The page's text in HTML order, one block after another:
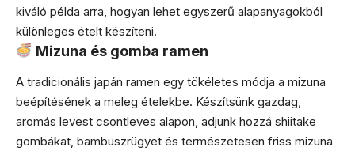
kiváló példa arra, hogyan lehet egyszerű alapanyagokból
különleges ételt készíteni.
Mizuna és gomba ramen
A tradicionális japán ramen egy tökéletes módja a mizuna
beépítésének a meleg ételekbe. Készítsünk gazdag,
aromás levest csontleves alapon, adjunk hozzá shiitake
gombákat, bambuszrügyet és természetesen friss mizuna